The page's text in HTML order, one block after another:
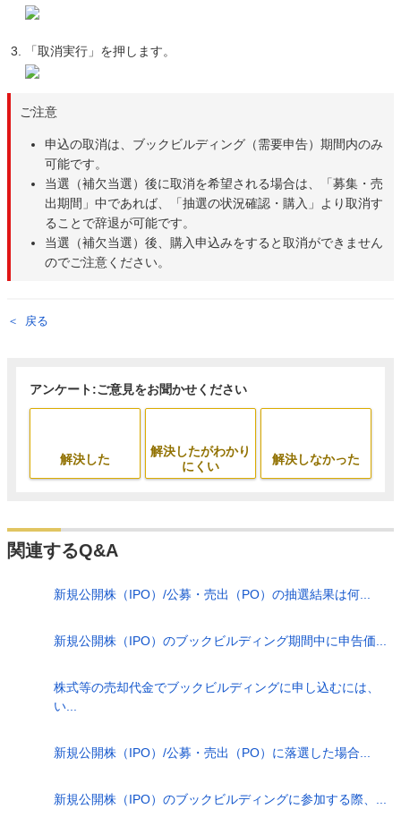
「取消実行」を押します。
ご注意
申込の取消は、ブックビルディング（需要申告）期間内のみ
可能です。
当選（補欠当選）後に取消を希望される場合は、「募集・売
出期間」中であれば、「抽選の状況確認・購入」より取消す
ることで辞退が可能です。
当選（補欠当選）後、購入申込みをすると取消ができません
のでご注意ください。
戻る
アンケート:ご意見をお聞かせください
解決した
解決したがわかり
にくい
解決しなかった
関連するQ&A
新規公開株（IPO）/公募・売出（PO）の抽選結果は何...
新規公開株（IPO）のブックビルディング期間中に申告価...
株式等の売却代金でブックビルディングに申し込むには、
い...
新規公開株（IPO）/公募・売出（PO）に落選した場合...
新規公開株（IPO）のブックビルディングに参加する際、...